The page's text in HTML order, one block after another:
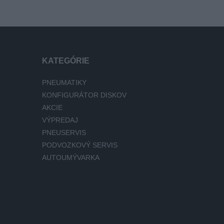
KATEGÓRIE
PNEUMATIKY
KONFIGURÁTOR DISKOV
AKCIE
VÝPREDAJ
PNEUSERVIS
PODVOZKOVÝ SERVIS
AUTOUMÝVARKA